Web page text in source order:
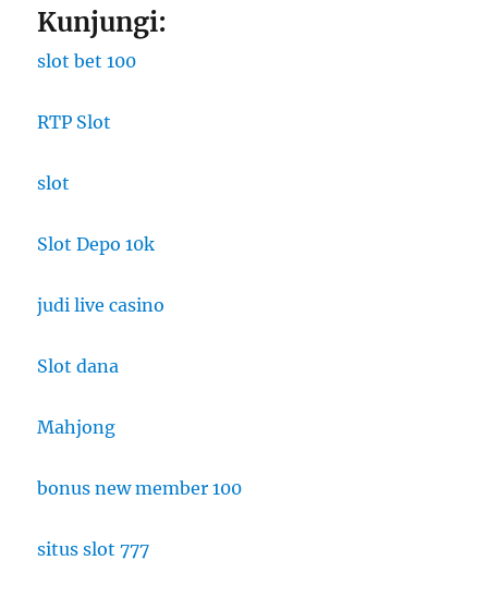
Kunjungi:
slot bet 100
RTP Slot
slot
Slot Depo 10k
judi live casino
Slot dana
Mahjong
bonus new member 100
situs slot 777